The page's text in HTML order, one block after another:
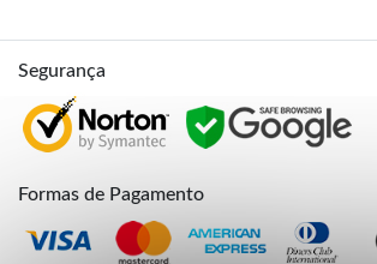
Segurança
Formas de Pagamento